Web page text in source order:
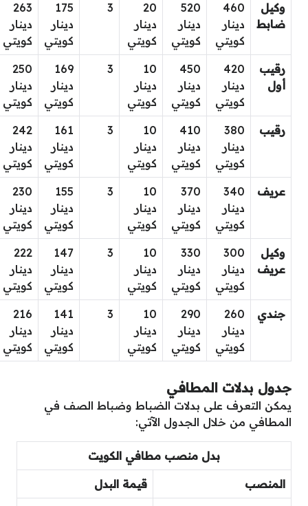
وكيل
ضابط
460
دينار
كويتي
520
دينار
كويتي
20
دينار
كويتي
3
175
دينار
كويتي
263
دينار
كويتي
رقيب
أول
420
دينار
كويتي
450
دينار
كويتي
10
دينار
كويتي
3
169
دينار
كويتي
250
دينار
كويتي
رقيب
380
دينار
كويتي
410
دينار
كويتي
10
دينار
كويتي
3
161
دينار
كويتي
242
دينار
كويتي
عريف
340
دينار
كويتي
370
دينار
كويتي
10
دينار
كويتي
3
155
دينار
كويتي
230
دينار
كويتي
وكيل
عريف
300
دينار
كويتي
330
دينار
كويتي
10
دينار
كويتي
3
147
دينار
كويتي
222
دينار
كويتي
جندي
260
دينار
كويتي
290
دينار
كويتي
10
دينار
كويتي
3
141
دينار
كويتي
216
دينار
كويتي
جدول بدلات المطافي
يمكن التعرف على بدلات الضباط وضباط الصف في
المطافي من خلال الجدول الآتي:
بدل منصب مطافي الكويت
المنصب قيمة البدل